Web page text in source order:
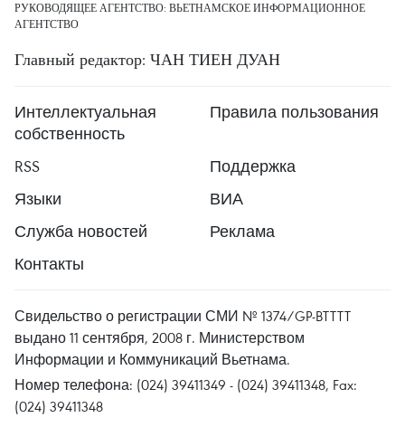
РУКОВОДЯЩЕЕ АГЕНТСТВО: ВЬЕТНАМСКОЕ ИНФОРМАЦИОННОЕ
АГЕНТСТВО
Главный редактор: ЧАН ТИЕН ДУАН
Интеллектуальная
собственность
Правила пользования
RSS
Поддержка
Языки
ВИА
Служба новостей
Реклама
Контакты
Свидельство о регистрации СМИ № 1374/GP-BTTTT
выдано 11 сентября, 2008 г. Министерством
Информации и Коммуникаций Вьетнама.
Номер телефона: (024) 39411349 - (024) 39411348, Fax:
(024) 39411348